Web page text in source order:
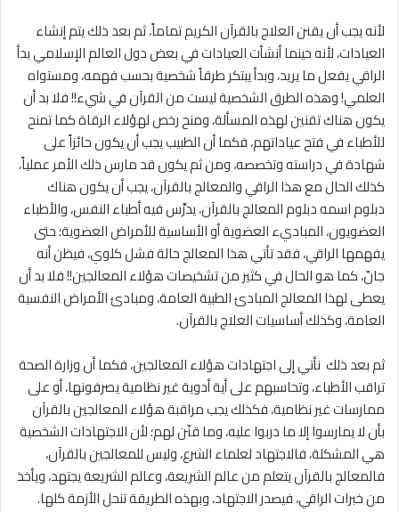
لأنه يجب أن يقنن العلاج بالقرآن الكريم تماماً، ثم بعد ذلك يتم إنشاء
العيادات، لأنه حينما أنشأت العيادات في بعض دول العالم الإسلامي بدأ
الراقي يفعل ما يريد، وبدأ يبتكر طرقاً شخصية بحسب فهمه، ومستواه
العلمي! وهذه الطرق الشخصية ليست من القرآن في شيء!! فلا بد أن
يكون هناك تقنين لهذه المسألة، ومنح رخص لهؤلاء الرقاة كما تمنح
للأطباء في فتح عياداتهم، فكما أن الطبيب يجب أن يكون حائزاً على
شهادة في دراسته وتخصصه، ومن ثم يكون قد مارس ذلك الأمر عملياً،
كذلك الحال مع هذا الراقي والمعالج بالقرآن، يجب أن يكون هناك
دبلوم اسمه دبلوم المعالج بالقرآن، يدرِّس فيه أطباء النفس، والأطباء
العضويون، المباديء العضوية أو الأساسية للأمراض العضوية؛ حتى
يفهمها الراقي، فقد تأتي هذا المعالج حالة فشل كلوي، فيظن أنه
جانّ، كما هو الحال في كثير من تشخيصات هؤلاء المعالجين!! فلا بد أن
يعطى لهذا المعالج المبادئ الطبية العامة، ومبادئ الأمراض النفسية
العامة، وكذلك أساسيات العلاج بالقرآن.
ثم بعد ذلك نأتي إلى اجتهادات هؤلاء المعالجين، فكما أن وزارة الصحة
تراقب الأطباء، وتحاسبهم على أية أدوية غير نظامية يصرفونها، أو على
ممارسات غير نظامية، فكذلك يجب مراقبة هؤلاء المعالجين بالقرآن
بأن لا يمارسوا إلا ما دربوا عليه، وما قنّن لهم؛ لأن اﻻجتهادات الشخصية
هي المشكلة، فالاجتهاد لعلماء الشرع، وليس للمعالجين بالقرآن،
فالمعالج بالقرآن يتعلم من عالم الشريعة، وعالم الشريعة يجتهد، ويأخذ
من خبرات الراقي، فيصدر الاجتهاد، وبهذه الطريقة تنحل الأزمة كلها.